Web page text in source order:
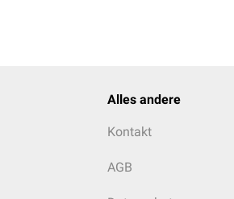
Alles andere
Kontakt
AGB